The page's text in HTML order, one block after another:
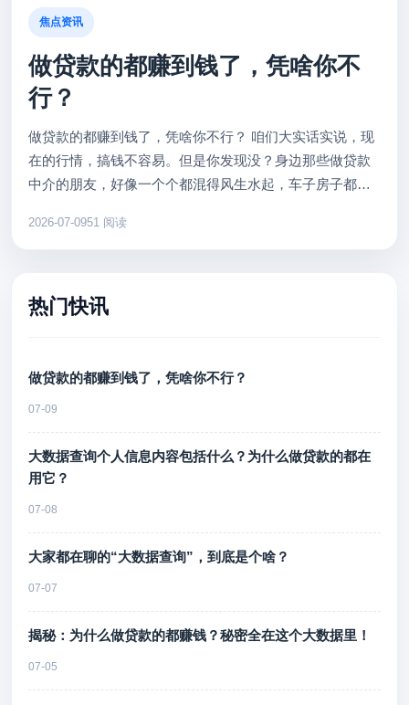
焦点资讯
做贷款的都赚到钱了，凭啥你不
行？
做贷款的都赚到钱了，凭啥你不行？ 咱们大实话实说，现
在的行情，搞钱不容易。但是你发现没？身边那些做贷款
中介的朋友，好像一个个都混得风生水起，车子房子都换
字：信息差。 很多...
2026-07-0951 阅读
热门快讯
做贷款的都赚到钱了，凭啥你不行？
07-09
大数据查询个人信息内容包括什么？为什么做贷款的都在
用它？
07-08
大家都在聊的“大数据查询”，到底是个啥？
07-07
揭秘：为什么做贷款的都赚钱？秘密全在这个大数据里！
07-05